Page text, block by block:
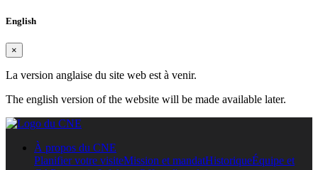
English
×
La version anglaise du site web est à venir.
The english version of the website will be made available later.
À propos du CNE
Planifier votre visiteMission et mandatHistoriqueÉquipe et